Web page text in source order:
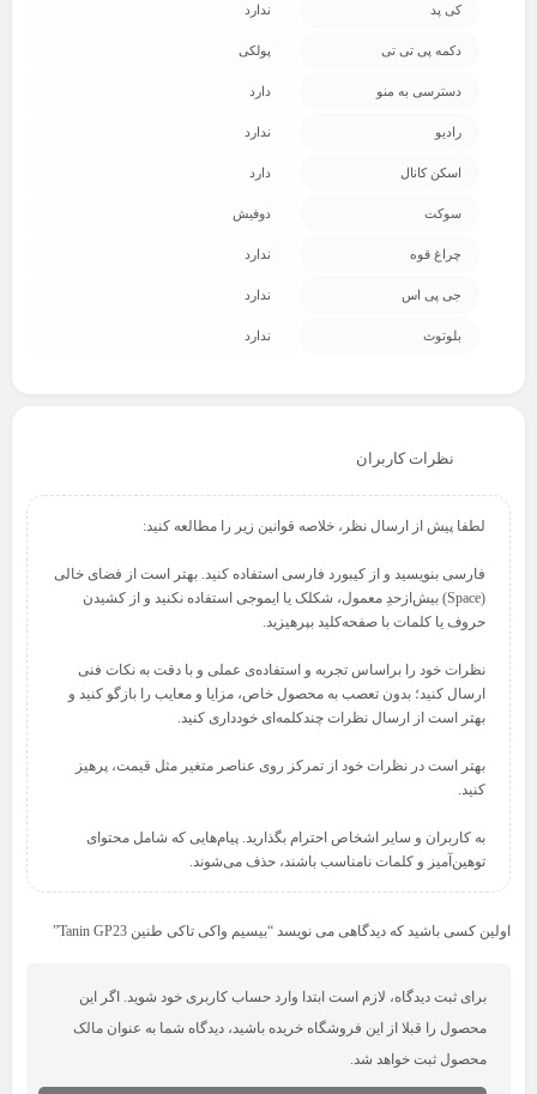
کی پد ندارد
دکمه پی تی تی پولکی
دسترسی به منو دارد
رادیو ندارد
اسکن کانال دارد
سوکت دوفیش
چراغ قوه ندارد
جی پی اس ندارد
بلوتوث ندارد
نظرات کاربران
فارسی بنویسید و از کیبورد فارسی استفاده کنید. بهتر است از فضای خالی
(Space) بیش‌از‌حدِ معمول، شکلک یا ایموجی استفاده نکنید و از کشیدن
نظرات خود را براساس تجربه و استفاده‌ی عملی و با دقت به نکات فنی
ارسال کنید؛ بدون تعصب به محصول خاص، مزایا و معایب را بازگو کنید و
بهتر است در نظرات خود از تمرکز روی عناصر متغیر مثل قیمت، پرهیز
به کاربران و سایر اشخاص احترام بگذارید. پیام‌هایی که شامل محتوای
توهین‌آمیز و کلمات نامناسب باشند، حذف می‌شوند.
اولین کسی باشید که دیدگاهی می نویسد “بیسیم واکی تاکی طنین Tanin GP23”
برای ثبت دیدگاه، لازم است ابتدا وارد حساب کاربری خود شوید. اگر این
محصول را قبلا از این فروشگاه خریده باشید، دیدگاه شما به عنوان مالک
محصول ثبت خواهد شد.